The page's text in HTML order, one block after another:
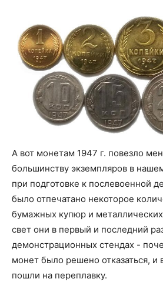
А вот монетам 1947 г. повезло
большинству экземпляров в
при подготовке к послевоенной
было отпечатано некоторое
бумажных купюр и
свет они в первый и последний
демонстрационных стендах -
монет было решено отказаться, и
пошли на переплавку.